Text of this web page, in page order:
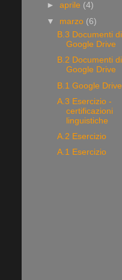
►aprile (4)
▼ marzo (6)
B.3 Documenti di
Google Drive
B.2 Documenti di
Google Drive
B.1 Google Drive
A.3 Esercizio -
certificazioni
linguistiche
A.2 Esercizio
A.1 Esercizio